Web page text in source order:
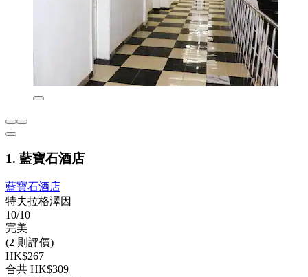
1. 藍寶石酒店
藍寶石酒店
特夫拉格澤因
10/10
完美
(2 則評價)
HK$267
合共 HK$309